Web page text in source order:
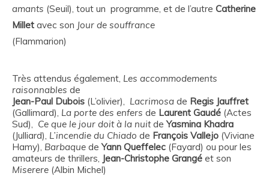
amants (Seuil), tout un programme, et de l’autre Catherine
Millet avec son Jour de souffrance
(Flammarion)
Très attendus également, Les accommodements
raisonnables de
Jean-Paul Dubois (L’olivier), Lacrimosa de Regis Jauffret
(Gallimard), La porte des enfers de Laurent Gaudé (Actes
Sud), Ce que le jour doit à la nuitdeYasmina Khadra
(Julliard), L’incendie du Chiado de François Vallejo (Viviane
Hamy), Barbaque deYann Queffelec (Fayard) ou pour les
amateurs de thrillers, Jean-Christophe Grangé et son
Miserere (Albin Michel)